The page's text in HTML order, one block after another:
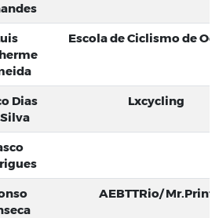
Escola de Ciclismo de
Dias
Lxcycling
AEBTTRio/ Mr.Print